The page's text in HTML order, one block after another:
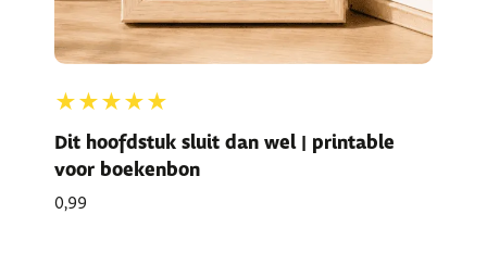
★★★★★
Dit hoofdstuk sluit dan wel | printable
voor boekenbon
0,99